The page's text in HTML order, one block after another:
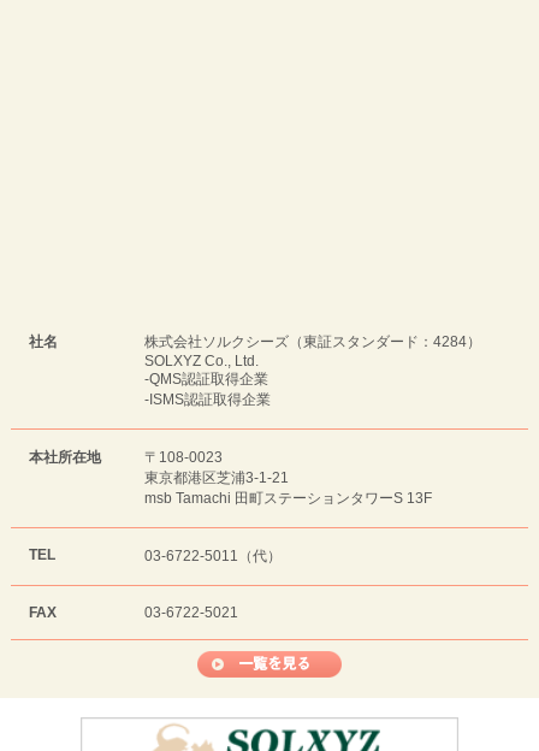
社名
株式会社ソルクシーズ（東証スタンダード：4284）
SOLXYZ Co., Ltd.
-QMS認証取得企業
-ISMS認証取得企業
本社所在地
〒108-0023
東京都港区芝浦3-1-21
msb Tamachi 田町ステーションタワーS 13F
TEL 03-6722-5011（代）
FAX 03-6722-5021